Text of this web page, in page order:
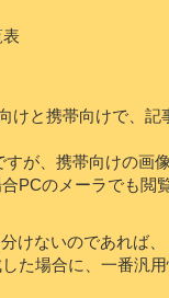
けと携帯向けで、記
が、携帯向けの画
PCのメーラでも閲
けないのであれば、
た場合に、一番汎